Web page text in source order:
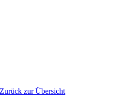
Zurück zur Übersicht